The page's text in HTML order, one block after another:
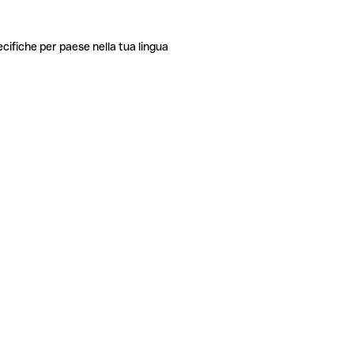
per paese nella tua lingua